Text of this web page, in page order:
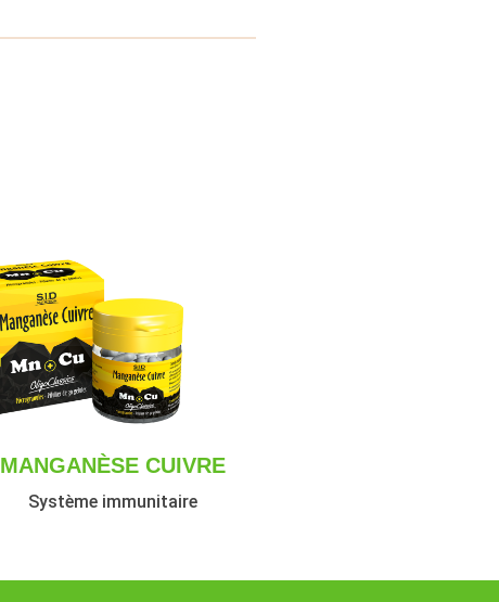
MANGANÈSE CUIVRE
Système immunitaire